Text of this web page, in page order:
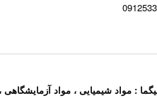
: مواد شیمیایی ، مواد آزمایشگاهی